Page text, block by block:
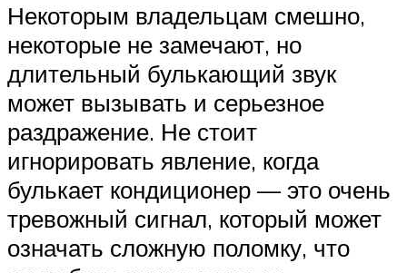
Некоторым владельцам смешно,
некоторые не замечают, но
длительный булькающий звук
может вызывать и серьезное
раздражение. Не стоит
игнорировать явление, когда
булькает кондиционер — это очень
тревожный сигнал, который может
означать сложную поломку, что